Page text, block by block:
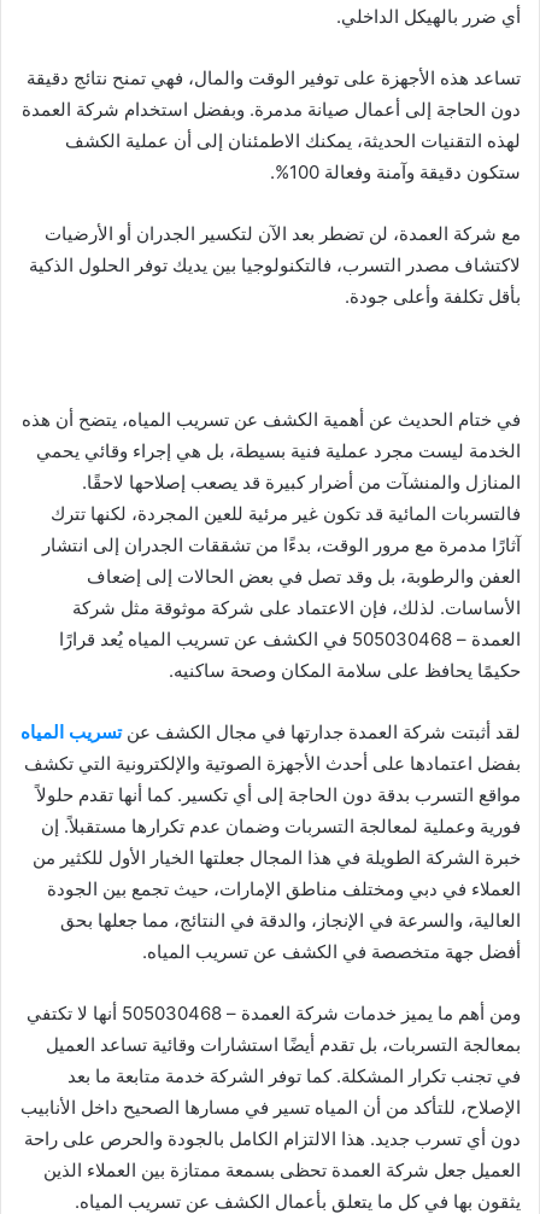
أي ضرر بالهيكل الداخلي.
تساعد هذه الأجهزة على توفير الوقت والمال، فهي تمنح نتائج دقيقة
دون الحاجة إلى أعمال صيانة مدمرة. وبفضل استخدام شركة العمدة
لهذه التقنيات الحديثة، يمكنك الاطمئنان إلى أن عملية الكشف
ستكون دقيقة وآمنة وفعالة 100%.
مع شركة العمدة، لن تضطر بعد الآن لتكسير الجدران أو الأرضيات
لاكتشاف مصدر التسرب، فالتكنولوجيا بين يديك توفر الحلول الذكية
بأقل تكلفة وأعلى جودة.
في ختام الحديث عن أهمية الكشف عن تسريب المياه، يتضح أن هذه
الخدمة ليست مجرد عملية فنية بسيطة، بل هي إجراء وقائي يحمي
المنازل والمنشآت من أضرار كبيرة قد يصعب إصلاحها لاحقًا.
فالتسربات المائية قد تكون غير مرئية للعين المجردة، لكنها تترك
آثارًا مدمرة مع مرور الوقت، بدءًا من تشققات الجدران إلى انتشار
العفن والرطوبة، بل وقد تصل في بعض الحالات إلى إضعاف
الأساسات. لذلك، فإن الاعتماد على شركة موثوقة مثل شركة
العمدة – 505030468 في الكشف عن تسريب المياه يُعد قرارًا
حكيمًا يحافظ على سلامة المكان وصحة ساكنيه.
لقد أثبتت شركة العمدة جدارتها في مجال الكشف عنتسريب المياه
بفضل اعتمادها على أحدث الأجهزة الصوتية والإلكترونية التي تكشف
مواقع التسرب بدقة دون الحاجة إلى أي تكسير. كما أنها تقدم حلولاً
فورية وعملية لمعالجة التسربات وضمان عدم تكرارها مستقبلاً. إن
خبرة الشركة الطويلة في هذا المجال جعلتها الخيار الأول للكثير من
العملاء في دبي ومختلف مناطق الإمارات، حيث تجمع بين الجودة
العالية، والسرعة في الإنجاز، والدقة في النتائج، مما جعلها بحق
أفضل جهة متخصصة في الكشف عن تسريب المياه.
ومن أهم ما يميز خدمات شركة العمدة – 505030468 أنها لا تكتفي
بمعالجة التسربات، بل تقدم أيضًا استشارات وقائية تساعد العميل
في تجنب تكرار المشكلة. كما توفر الشركة خدمة متابعة ما بعد
الإصلاح، للتأكد من أن المياه تسير في مسارها الصحيح داخل الأنابيب
دون أي تسرب جديد. هذا الالتزام الكامل بالجودة والحرص على راحة
العميل جعل شركة العمدة تحظى بسمعة ممتازة بين العملاء الذين
يثقون بها في كل ما يتعلق بأعمال الكشف عن تسريب المياه.